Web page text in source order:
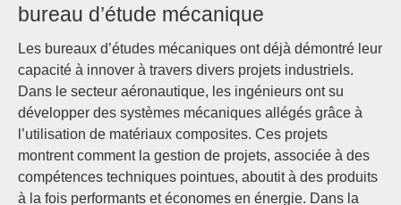
bureau d’étude mécanique
Les bureaux d’études mécaniques ont déjà démontré leur
capacité à innover à travers divers projets industriels.
Dans le secteur aéronautique, les ingénieurs ont su
développer des systèmes mécaniques allégés grâce à
l’utilisation de matériaux composites. Ces projets
montrent comment la gestion de projets, associée à des
compétences techniques pointues, aboutit à des produits
à la fois performants et économes en énergie. Dans la